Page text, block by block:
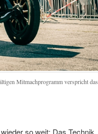
Mitmachprogramm verspricht das
so weit: Das Technik